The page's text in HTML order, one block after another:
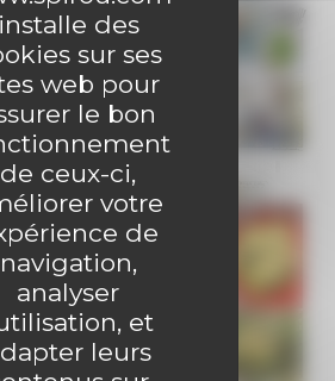
installe des
sur ses
web pour
le bon
de ceux-ci,
votre
de
navigation,
analyser
et
leurs